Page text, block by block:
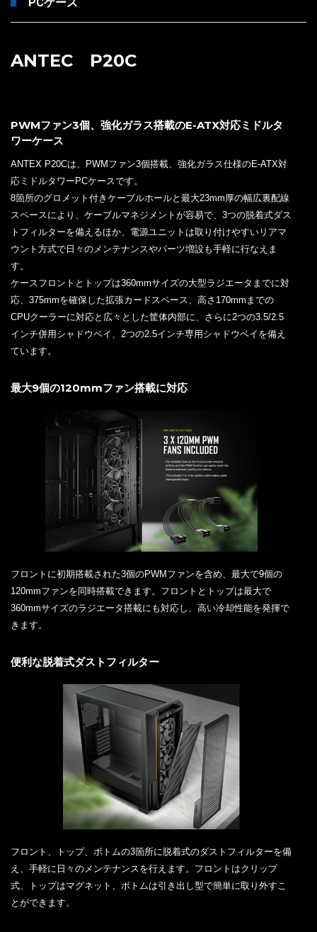
ANTEC P20C
PWMファン3個、強化ガラス搭載のE-ATX対応ミドルタ
ワーケース
ANTEX P20Cは、PWMファン3個搭載、強化ガラス仕様のE-ATX対
応ミドルタワーPCケースです。
8箇所のグロメット付きケーブルホールと最大23mm厚の幅広裏配線
スペースにより、ケーブルマネジメントが容易で、3つの脱着式ダス
トフィルターを備えるほか、電源ユニットは取り付けやすいリアマ
ウント方式で日々のメンテナンスやパーツ増設も手軽に行なえま
す。
ケースフロントとトップは360mmサイズの大型ラジエータまでに対
応、375mmを確保した拡張カードスペース、高さ170mmまでの
CPUクーラーに対応と広々とした筐体内部に、さらに2つの3.5/2.5
インチ併用シャドウベイ、2つの2.5インチ専用シャドウベイを備え
ています。
最大9個の120mmファン搭載に対応
フロントに初期搭載された3個のPWMファンを含め、最大で9個の
120mmファンを同時搭載できます。フロントとトップは最大で
360mmサイズのラジエータ搭載にも対応し、高い冷却性能を発揮で
きます。
便利な脱着式ダストフィルター
フロント、トップ、ボトムの3箇所に脱着式のダストフィルターを備
え、手軽に日々のメンテナンスを行えます。フロントはクリップ
式、トップはマグネット、ボトムは引き出し型で簡単に取り外すこ
とができます。